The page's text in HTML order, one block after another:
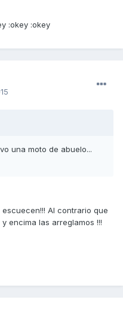
:okey :okey
una moto de abuelo...
escuecen!!! Al contrario que
encima las arreglamos !!!